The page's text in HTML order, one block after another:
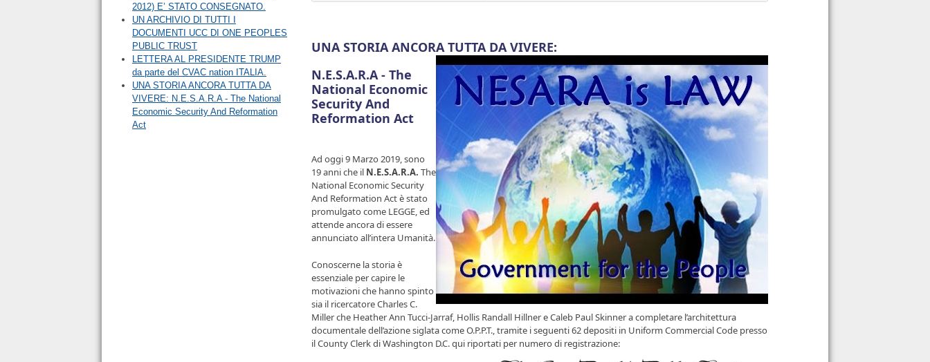
2012) E’ STATO CONSEGNATO.
UN ARCHIVIO DI TUTTI I
DOCUMENTI UCC DI ONE PEOPLES
PUBLIC TRUST
LETTERA AL PRESIDENTE TRUMP
da parte del CVAC nation ITALIA.
UNA STORIA ANCORA TUTTA DA
VIVERE: N.E.S.A.R.A - The National
Economic Security And Reformation
Act
UNA STORIA ANCORA TUTTA DA VIVERE:
N.E.S.A.R.A - The
National Economic
Security And
Reformation Act
Ad oggi 9 Marzo 2019, sono
19 anni che il N.E.S.A.R.A. The
National Economic Security
And Reformation Act è stato
promulgato come LEGGE, ed
attende ancora di essere
annunciato all’intera Umanità.
Conoscerne la storia è
essenziale per capire le
motivazioni che hanno spinto
sia il ricercatore Charles C.
Miller che Heather Ann Tucci-Jarraf, Hollis Randall Hillner e Caleb Paul Skinner a completare l’architettura
documentale dell’azione siglata come O.P.P.T., tramite i seguenti 62 depositi in Uniform Commercial Code presso
il County Clerk di Washington D.C. qui riportati per numero di registrazione: